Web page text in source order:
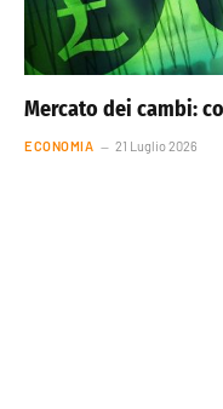
Mercato dei cambi:
ECONOMIA 21 Luglio 2026